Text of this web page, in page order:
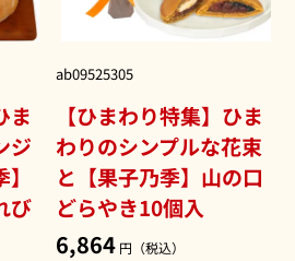
ま
ジ
び
ab09525305
【ひまわり特集】ひま
わりのシンプルな花束
と【果子乃季】山の口
どらやき10個入
6,864 円（税込）